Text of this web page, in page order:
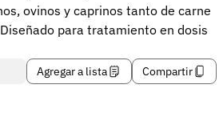
ovinos y caprinos tanto de carne
para tratamiento en dosis
Agregar a lista Compartir